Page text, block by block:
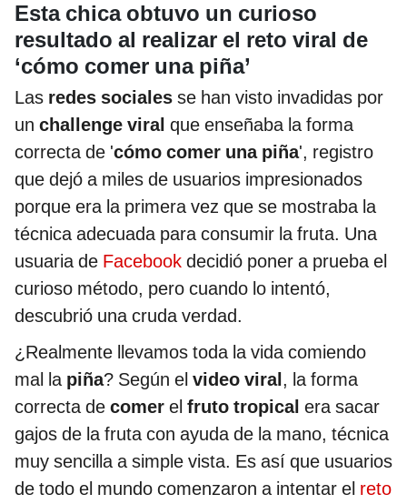
Esta chica obtuvo un curioso
resultado al realizar el reto viral de
‘cómo comer una piña’
Las redes sociales se han visto invadidas por
un challenge viral que enseñaba la forma
correcta de 'cómo comer una piña', registro
que dejó a miles de usuarios impresionados
porque era la primera vez que se mostraba la
técnica adecuada para consumir la fruta. Una
usuaria de Facebook decidió poner a prueba el
curioso método, pero cuando lo intentó,
descubrió una cruda verdad.
¿Realmente llevamos toda la vida comiendo
mal la piña? Según el video viral, la forma
correcta de comer el fruto tropical era sacar
gajos de la fruta con ayuda de la mano, técnica
muy sencilla a simple vista. Es así que usuarios
de todo el mundo comenzaron a intentar el reto